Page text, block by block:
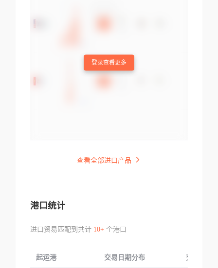
登录查看更多
查看全部进口产品
港口统计
进口贸易匹配到共计 10+个港口
起运港 交易日期分布 交易产品